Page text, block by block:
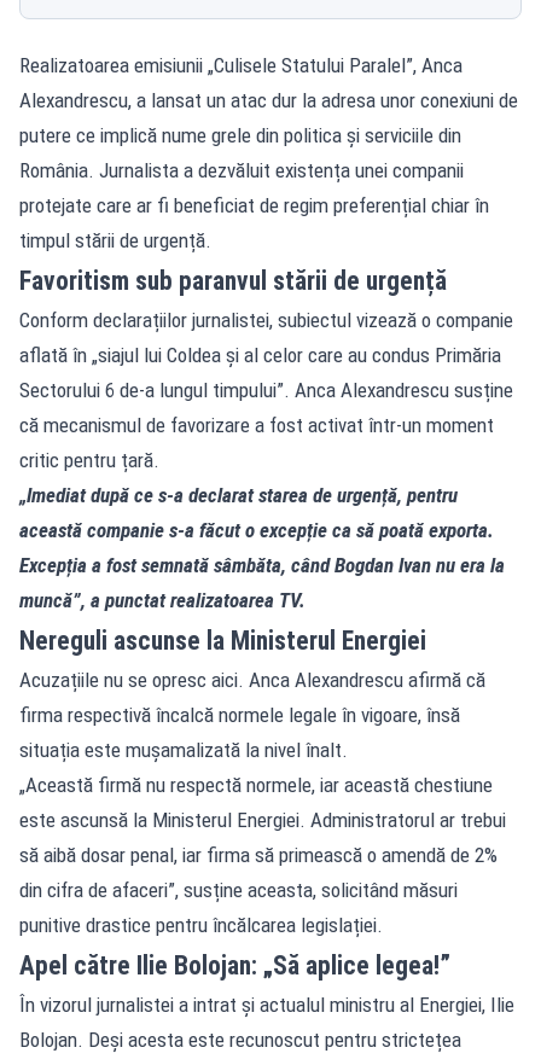
Realizatoarea emisiunii „Culisele Statului Paralel”, Anca
Alexandrescu, a lansat un atac dur la adresa unor conexiuni de
putere ce implică nume grele din politica și serviciile din
România. Jurnalista a dezvăluit existența unei companii
protejate care ar fi beneficiat de regim preferențial chiar în
timpul stării de urgență.
Favoritism sub paranvul stării de urgență
Conform declarațiilor jurnalistei, subiectul vizează o companie
aflată în „siajul lui Coldea și al celor care au condus Primăria
Sectorului 6 de-a lungul timpului”. Anca Alexandrescu susține
că mecanismul de favorizare a fost activat într-un moment
critic pentru țară.
„Imediat după ce s-a declarat starea de urgență, pentru
această companie s-a făcut o excepție ca să poată exporta.
Excepția a fost semnată sâmbăta, când Bogdan Ivan nu era la
muncă”, a punctat realizatoarea TV.
Nereguli ascunse la Ministerul Energiei
Acuzațiile nu se opresc aici. Anca Alexandrescu afirmă că
firma respectivă încalcă normele legale în vigoare, însă
situația este mușamalizată la nivel înalt.
„Această firmă nu respectă normele, iar această chestiune
este ascunsă la Ministerul Energiei. Administratorul ar trebui
să aibă dosar penal, iar firma să primească o amendă de 2%
din cifra de afaceri”, susține aceasta, solicitând măsuri
punitive drastice pentru încălcarea legislației.
Apel către Ilie Bolojan: „Să aplice legea!”
În vizorul jurnalistei a intrat și actualul ministru al Energiei, Ilie
Bolojan. Deși acesta este recunoscut pentru strictețea